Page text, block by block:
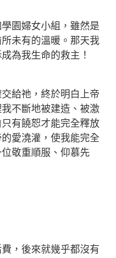
園婦女小組，雖然是
未有的溫暖。那天我
為我生命的救主！
給祂，終於明白上帝
不斷地被建造、被激
有饒恕才能完全釋放
愛澆灌，使我能完全
敬重順服、仰慕先
，後來就幾乎都沒有